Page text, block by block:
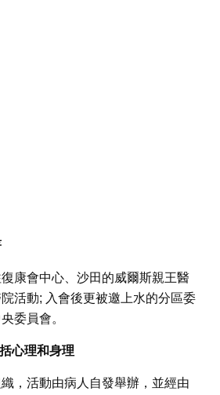
康會中心、沙田的威爾斯親王醫
活動; 入會後更被邀上水的分區委
委員會。
心理和身理
，活動由病人自發舉辦，並經由